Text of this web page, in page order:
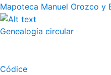
Mapoteca Manuel Orozco y
Genealogía circular
Códice